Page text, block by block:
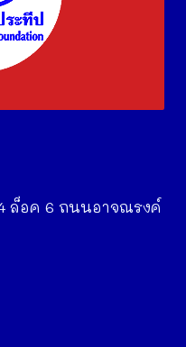
ล็อค 6 ถนนอาจณรงค์